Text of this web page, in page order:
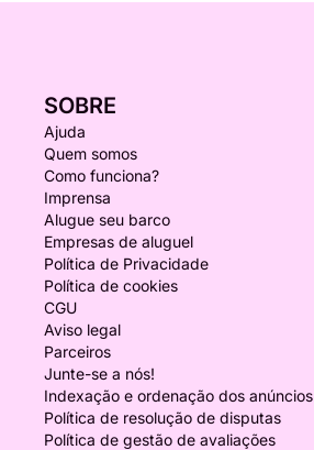
SOBRE
Ajuda
Quem somos
Como funciona?
Imprensa
Alugue seu barco
Empresas de aluguel
Política de Privacidade
Política de cookies
CGU
Aviso legal
Parceiros
Junte-se a nós!
Indexação e ordenação dos anúncios
Política de resolução de disputas
Política de gestão de avaliações